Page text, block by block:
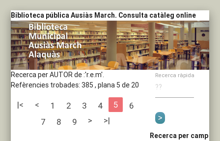
Biblioteca pública Ausiàs March. Consulta catàleg online
Recerca per AUTOR de :'r.e.m'.
Refèrencies trobades: 385 , plana 5 de 20
|< < 1 2 3 4 5
6
7
8 9 > >|
Recerca ràpida
Recerca per camp